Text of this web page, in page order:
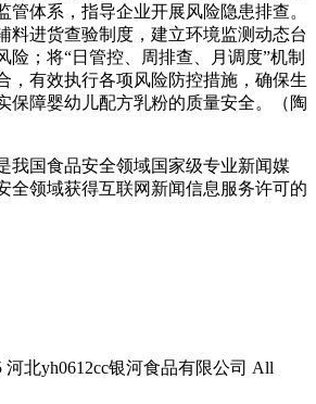
管体系，指导企业开展风险隐患排查。
料进货查验制度，建立环境监测动态台
险；将“日管控、周排查、月调度”机制
，有效执行各项风险防控措施，确保生
保障婴幼儿配方乳粉的质量安全。（陶
国食品安全领域国家级专业新闻媒
全领域获得互联网新闻信息服务许可的
河北yh0612cc银河食品有限公司 All